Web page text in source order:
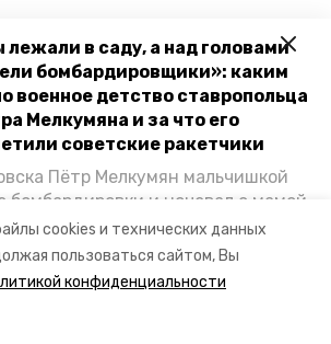
cookies и технических данных
пользоваться сайтом, Вы
конфиденциальности
лежали в саду, а над головами
бомбардировщики»: каким
военное детство ставропольца
Мелкумяна и за что его
советские ракетчики
Пётр Мелкумян мальчишкой
бомбардировки и ночевал с мамой
когда гитлеровцы заняли их
эти дни, как выживали после
ракетным войскам — в новом
«Победы26» «Дети